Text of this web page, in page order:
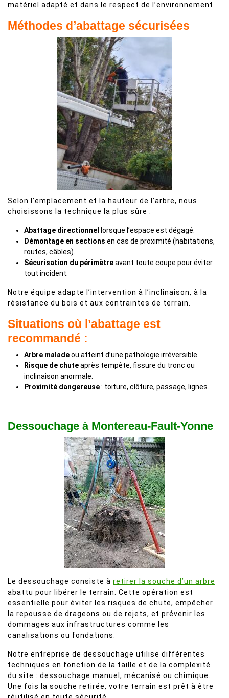
matériel adapté et dans le respect de l’environnement.
Méthodes d’abattage sécurisées
Selon l’emplacement et la hauteur de l’arbre, nous
choisissons la technique la plus sûre :
Abattage directionnel
lorsque l’espace est dégagé.
Démontage en sections en cas de proximité (habitations,
routes, câbles).
Sécurisation du périmètreavant toute coupe pour éviter
tout incident.
Notre équipe adapte l’intervention à l’inclinaison, à la
résistance du bois et aux contraintes de terrain.
Situations où l’abattage est
recommandé :
Arbre maladeou atteint d’une pathologie irréversible.
Risque de chuteaprès tempête, fissure du tronc ou
inclinaison anormale.
Proximité dangereuse: toiture, clôture, passage, lignes.
Dessouchage à Montereau-Fault-Yonne
Le dessouchage consiste à retirer la souche d’un arbre
abattu pour libérer le terrain. Cette opération est
essentielle pour éviter les risques de chute, empêcher
la repousse de drageons ou de rejets, et prévenir les
dommages aux infrastructures comme les
canalisations ou fondations.
Notre entreprise de dessouchage utilise différentes
techniques en fonction de la taille et de la complexité
du site : dessouchage manuel, mécanisé ou chimique.
Une fois la souche retirée, votre terrain est prêt à être